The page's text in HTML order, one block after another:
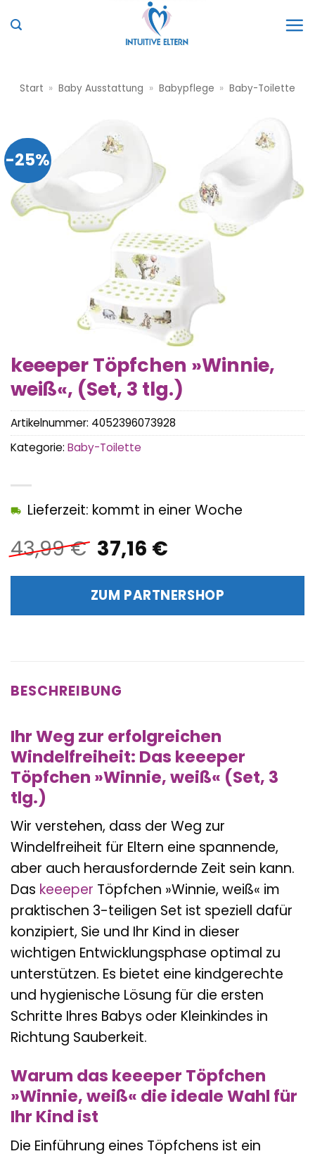
Inhalt
Start » Baby Ausstattung » Babypflege » Baby-Toilette
-25%
keeeper Töpfchen »Winnie,
weiß«, (Set, 3 tlg.)
43,99€ Ursprünglicher
Preis
war:
43,99 €
37,16 €Aktueller
ist:
37,16 €.
Lieferzeit: kommt in einer Woche
ZUM PARTNERSHOP
Artikelnummer: 4052396073928
Kategorie: Baby-Toilette
BESCHREIBUNG
Ihr Weg zur erfolgreichen
Windelfreiheit: Das keeeper
Töpfchen »Winnie, weiß« (Set, 3
tlg.)
Wir verstehen, dass der Weg zur
Windelfreiheit für Eltern eine spannende,
aber auch herausfordernde Zeit sein kann.
Das keeeper Töpfchen »Winnie, weiß« im
praktischen 3-teiligen Set ist speziell dafür
konzipiert, Sie und Ihr Kind in dieser
wichtigen Entwicklungsphase optimal zu
unterstützen. Es bietet eine kindgerechte
und hygienische Lösung für die ersten
Schritte Ihres Babys oder Kleinkindes in
Richtung Sauberkeit.
Warum das keeeper Töpfchen
»Winnie, weiß« die ideale Wahl für
Ihr Kind ist
Die Einführung eines Töpfchens ist ein